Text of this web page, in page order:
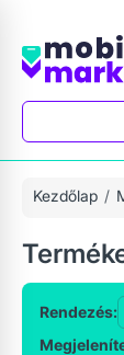
Kezdőlap
Rendezés: